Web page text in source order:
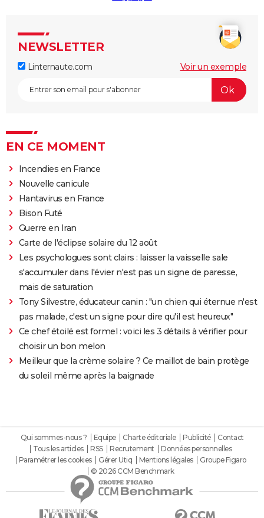
NEWSLETTER
Linternaute.com Voir un exemple
EN CE MOMENT
Incendies en France
Nouvelle canicule
Hantavirus en France
Bison Futé
Guerre en Iran
Carte de l'éclipse solaire du 12 août
Les psychologues sont clairs : laisser la vaisselle sale
s'accumuler dans l'évier n'est pas un signe de paresse,
mais de saturation
Tony Silvestre, éducateur canin : "un chien qui éternue n'est
pas malade, c'est un signe pour dire qu'il est heureux"
Ce chef étoilé est formel : voici les 3 détails à vérifier pour
choisir un bon melon
Meilleur que la crème solaire ? Ce maillot de bain protège
du soleil même après la baignade
Qui sommes-nous ? Equipe Charte éditoriale Publicité
Contact
Tous les articles
RSS Recrutement
Données personnelles
Paramétrer les cookies
Gérer Utiq Mentions légales
Groupe Figaro
© 2026 CCM Benchmark